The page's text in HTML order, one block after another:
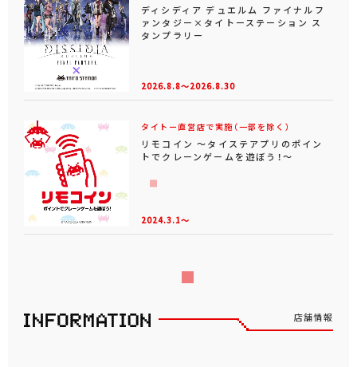
ディシディア デュエルム ファイナルフ
ァンタジー×タイトーステーション ス
タンプラリー
2026.8.8～2026.8.30
タイトー直営店で実施（一部を除く）
リモコイン ～タイステアプリのポイン
トでクレーンゲームを遊ぼう！～
2024.3.1～
店舗情報